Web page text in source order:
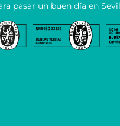
pasar un buen día en